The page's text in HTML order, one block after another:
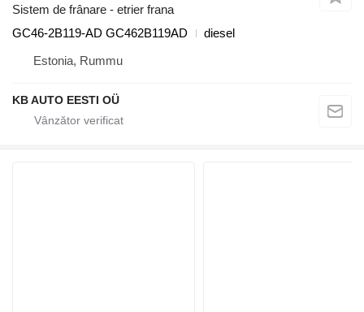
Sistem de frânare - etrier frana
GC46-2B119-AD GC462B119AD
diesel
Estonia, Rummu
KB AUTO EESTI OÜ